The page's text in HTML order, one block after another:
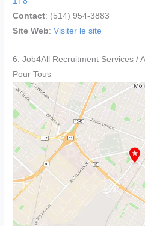
Contact: (514) 954-3883
Site Web:Visiter le site
6. Job4All Recruitment Services /
Pour Tous